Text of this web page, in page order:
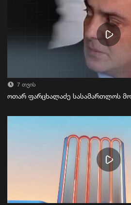
7 თვის
ოთარ ფარცხალაძე სასამართლოს